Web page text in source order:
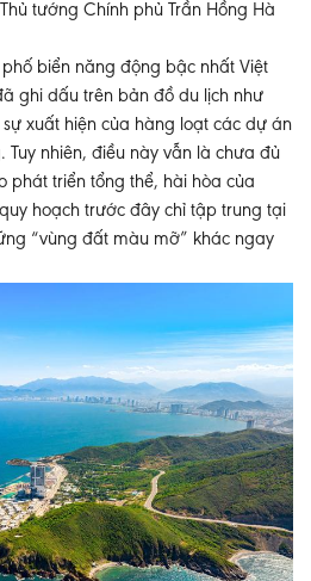
tướng Chính phủ Trần Hồng Hà
biển năng động bậc nhất Việt
ghi dấu trên bản đồ du lịch như
xuất hiện của hàng loạt các dự án
nhiên, điều này vẫn là chưa đủ
phát triển tổng thể, hài hòa của
hoạch trước đây chỉ tập trung tại
“vùng đất màu mỡ” khác ngay